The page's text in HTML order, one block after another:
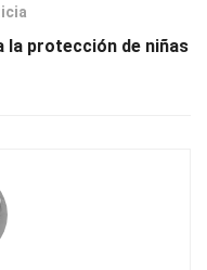
la protección de niñas